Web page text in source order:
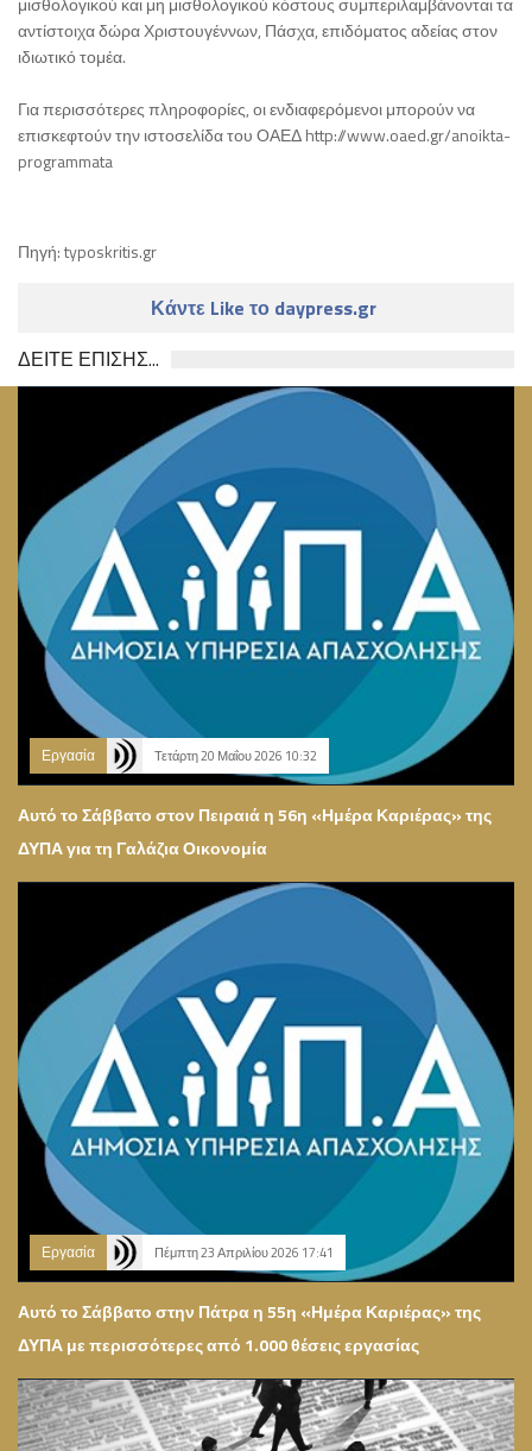
αντίστοιχα δώρα Χριστουγέννων, Πάσχα, επιδόματος αδείας στον
ιδιωτικό τομέα.
Για περισσότερες πληροφορίες, οι ενδιαφερόμενοι μπορούν να
επισκεφτούν την ιστοσελίδα του ΟΑΕΔ http://www.oaed.gr/anoikta-
programmata
Πηγή: typoskritis.gr
Κάντε Like το daypress.gr
ΔΕΙΤΕ ΕΠΙΣΗΣ...
Εργασία Τετάρτη 20 Μαΐου 2026 10:32
Αυτό το Σάββατο στον Πειραιά η 56η «Ημέρα Καριέρας» της
ΔΥΠΑ για τη Γαλάζια Οικονομία
Εργασία Πέμπτη 23 Απριλίου 2026 17:41
Αυτό το Σάββατο στην Πάτρα η 55η «Ημέρα Καριέρας» της
ΔΥΠΑ με περισσότερες από 1.000 θέσεις εργασίας